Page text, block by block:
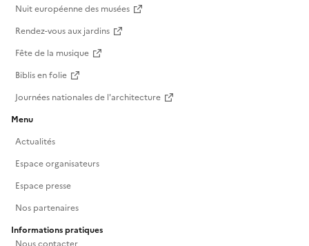
Nuit européenne des musées
Rendez-vous aux jardins
Fête de la musique
Biblis en folie
Journées nationales de l'architecture
Menu
Actualités
Espace organisateurs
Espace presse
Nos partenaires
Informations pratiques